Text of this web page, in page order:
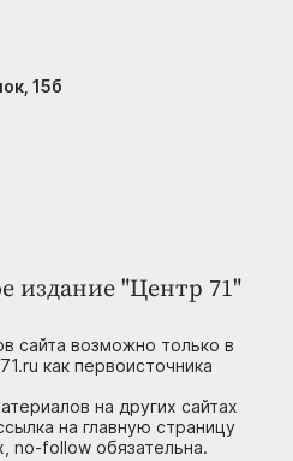
издание "Центр 71"
сайта возможно только в
как первоисточника
на других сайтах
на главную страницу
no-follow обязательна.
15б